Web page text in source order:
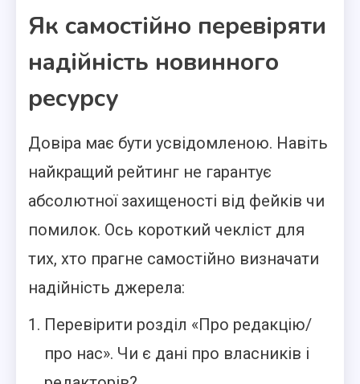
Як самостійно перевіряти
надійність новинного
ресурсу
Довіра має бути усвідомленою. Навіть
найкращий рейтинг не гарантує
абсолютної захищеності від фейків чи
помилок. Ось короткий чекліст для
тих, хто прагне самостійно визначати
надійність джерела:
Перевірити розділ «Про редакцію/
про нас». Чи є дані про власників і